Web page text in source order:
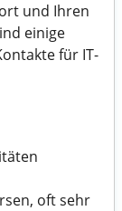
und Ihren
einige
für IT-
oft sehr